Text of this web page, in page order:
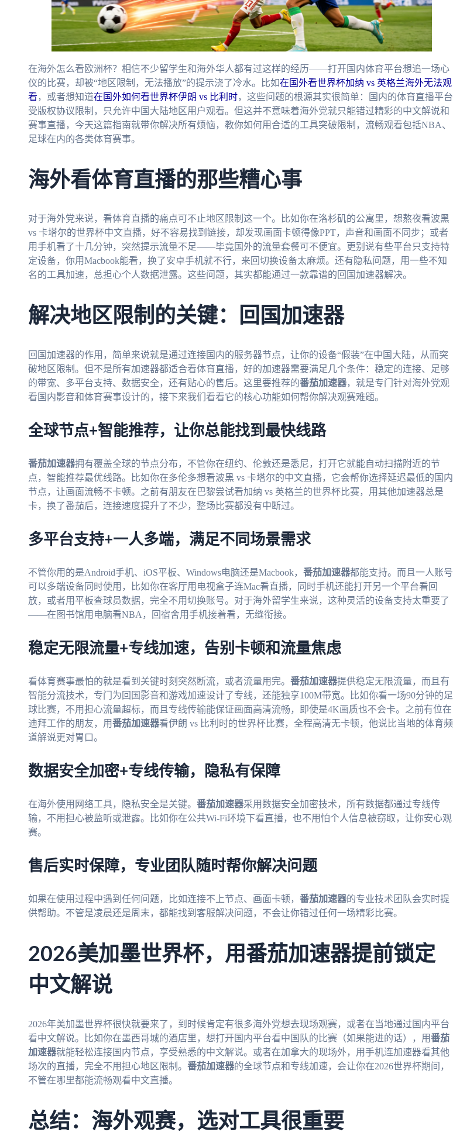
在海外怎么看欧洲杯？相信不少留学生和海外华人都有过这样的经历——打开国内体育平台想追一场心
仪的比赛，却被“地区限制，无法播放”的提示浇了冷水。比如在国外看世界杯加纳 vs 英格兰海外无法观
看 ，或者想知道在国外如何看世界杯伊朗 vs 比利时，这些问题的根源其实很简单：国内的体育直播平台
受版权协议限制，只允许中国大陆地区用户观看。但这并不意味着海外党就只能错过精彩的中文解说和
赛事直播，今天这篇指南就带你解决所有烦恼，教你如何用合适的工具突破限制，流畅观看包括NBA、
足球在内的各类体育赛事。
海外看体育直播的那些糟心事
对于海外党来说，看体育直播的痛点可不止地区限制这一个。比如你在洛杉矶的公寓里，想熬夜看波黑
vs 卡塔尔的世界杯中文直播，好不容易找到链接，却发现画面卡顿得像PPT，声音和画面不同步；或者
用手机看了十几分钟，突然提示流量不足——毕竟国外的流量套餐可不便宜。更别说有些平台只支持特
定设备，你用Macbook能看，换了安卓手机就不行，来回切换设备太麻烦。还有隐私问题，用一些不知
名的工具加速，总担心个人数据泄露。这些问题，其实都能通过一款靠谱的回国加速器解决。
解决地区限制的关键：回国加速器
回国加速器的作用，简单来说就是通过连接国内的服务器节点，让你的设备“假装”在中国大陆，从而突
破地区限制。但不是所有加速器都适合看体育直播，好的加速器需要满足几个条件：稳定的连接、足够
的带宽、多平台支持、数据安全，还有贴心的售后。这里要推荐的番茄加速器，就是专门针对海外党观
看国内影音和体育赛事设计的，接下来我们看看它的核心功能如何帮你解决观赛难题。
全球节点+智能推荐，让你总能找到最快线路
番茄加速器拥有覆盖全球的节点分布，不管你在纽约、伦敦还是悉尼，打开它就能自动扫描附近的节
点，智能推荐最优线路。比如你在多伦多想看波黑 vs 卡塔尔的中文直播，它会帮你选择延迟最低的国内
节点，让画面流畅不卡顿。之前有朋友在巴黎尝试看加纳 vs 英格兰的世界杯比赛，用其他加速器总是
卡，换了番茄后，连接速度提升了不少，整场比赛都没有中断过。
多平台支持+一人多端，满足不同场景需求
不管你用的是Android手机、iOS平板、Windows电脑还是Macbook， 番茄加速器都能支持。而且一人账号
可以多端设备同时使用，比如你在客厅用电视盒子连Mac看直播，同时手机还能打开另一个平台看回
放，或者用平板查球员数据，完全不用切换账号。对于海外留学生来说，这种灵活的设备支持太重要了
——在图书馆用电脑看NBA，回宿舍用手机接着看，无缝衔接。
稳定无限流量+专线加速，告别卡顿和流量焦虑
看体育赛事最怕的就是看到关键时刻突然断流，或者流量用完。 番茄加速器提供稳定无限流量，而且有
智能分流技术，专门为回国影音和游戏加速设计了专线，还能独享100M带宽。比如你看一场90分钟的足
球比赛，不用担心流量超标，而且专线传输能保证画面高清流畅，即使是4K画质也不会卡。之前有位在
迪拜工作的朋友，用番茄加速器看伊朗 vs 比利时的世界杯比赛，全程高清无卡顿，他说比当地的体育频
道解说更对胃口。
数据安全加密+专线传输，隐私有保障
在海外使用网络工具，隐私安全是关键。 番茄加速器采用数据安全加密技术，所有数据都通过专线传
输，不用担心被监听或泄露。比如你在公共Wi-Fi环境下看直播，也不用怕个人信息被窃取，让你安心观
赛。
售后实时保障，专业团队随时帮你解决问题
如果在使用过程中遇到任何问题，比如连接不上节点、画面卡顿， 番茄加速器的专业技术团队会实时提
供帮助。不管是凌晨还是周末，都能找到客服解决问题，不会让你错过任何一场精彩比赛。
2026美加墨世界杯，用番茄加速器提前锁定
中文解说
2026年美加墨世界杯很快就要来了，到时候肯定有很多海外党想去现场观赛，或者在当地通过国内平台
看中文解说。比如你在墨西哥城的酒店里，想打开国内平台看中国队的比赛（如果能进的话），用番茄
加速器就能轻松连接国内节点，享受熟悉的中文解说。或者在加拿大的现场外，用手机连加速器看其他
场次的直播，完全不用担心地区限制。 番茄加速器的全球节点和专线加速，会让你在2026世界杯期间，
不管在哪里都能流畅观看中文直播。
总结：海外观赛，选对工具很重要